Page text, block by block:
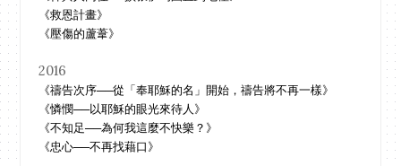
《救恩計畫》
《壓傷的蘆葦》
2016
《禱告次序──從「奉耶穌的名」開始，禱告將不再一樣》
《憐憫──以耶穌的眼光來待人》
《不知足──為何我這麼不快樂？》
《忠心──不再找藉口》